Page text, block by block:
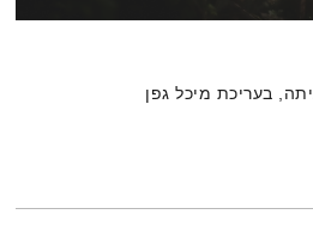
בעריכת מיכל גפן